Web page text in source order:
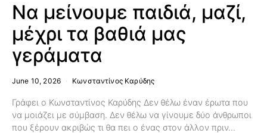
Να μείνουμε παιδιά, μαζί,
μέχρι τα βαθιά μας
γεράματα
June 10, 2026 Κωνσταντίνος Καρύδης
Γράφει ο Κωνσταντίνος Καρύδης Δεν θέλω έναν έρωτα που
να μοιάζει με σύμβαση. Δεν θέλω να γίνουμε δύο άνθρωποι
που ξέρουν ακριβώς τι θα πει ο ένας στον άλλον πριν…